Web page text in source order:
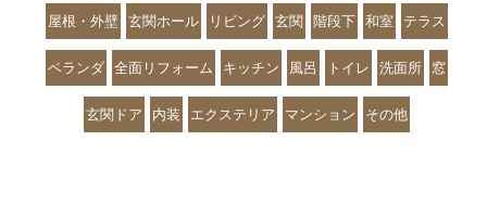
屋根・外壁 玄関ホール リビング 玄関 階段下 和室 テラス
ベランダ 全面リフォーム キッチン 風呂 トイレ 洗面所 窓
玄関ドア 内装 エクステリア マンション その他